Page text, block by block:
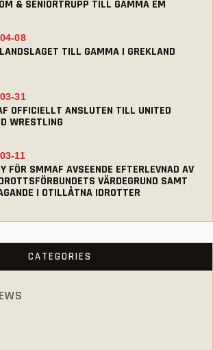
& SENIORTRUPP TILL GAMMA EM
TILL GAMMA I GREKLAND
08
OFFICIELLT ANSLUTEN TILL UNITED
WRESTLING
31
FÖR SMMAF AVSEENDE EFTERLEVNAD AV
VÄRDEGRUND SAMT
I OTILLÅTNA IDROTTER
11
CATEGORIES